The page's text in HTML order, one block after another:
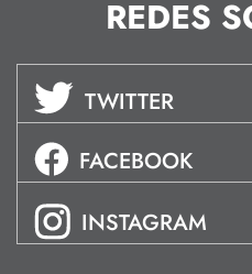
REDES
TWITTER
FACEBOOK
INSTAGRAM